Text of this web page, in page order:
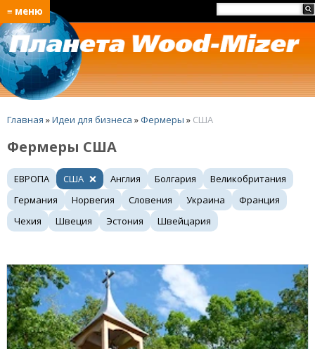
≡ меню
Главная »Идеи для бизнеса » Фермеры » США
Фермеры США
ЕВРОПА США Англия Болгария
Великобритания
Германия
Норвегия Словения Украина
Франция
Чехия
Швеция Эстония Швейцария